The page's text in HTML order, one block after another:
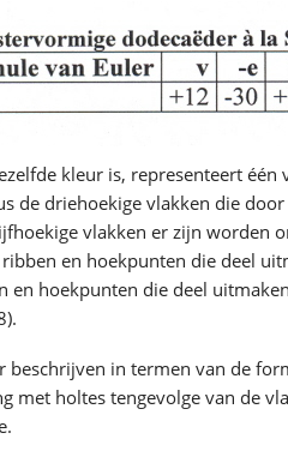
kleur is, representeert
de driehoekige vlakken die
vlakken er zijn worden
en hoekpunten die deel
en hoekpunten die deel
beschrijven in termen van de
met holtes tengevolge van de